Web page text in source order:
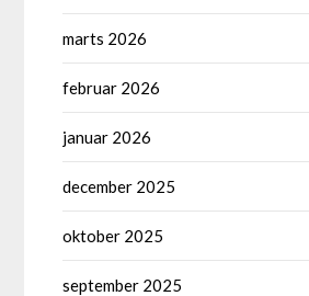
marts 2026
februar 2026
januar 2026
december 2025
oktober 2025
september 2025